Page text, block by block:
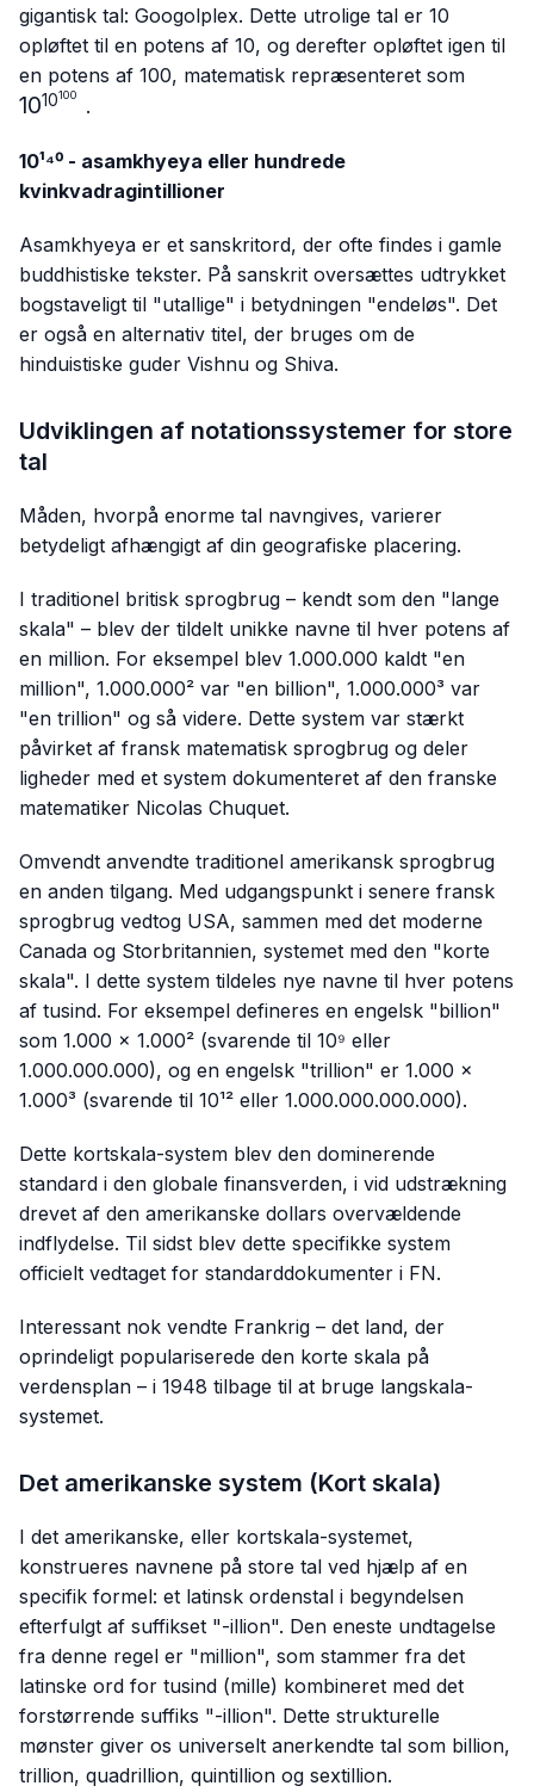
gigantisk tal: Googolplex. Dette utrolige tal er 10
opløftet til en potens af 10, og derefter opløftet igen til
en potens af 100, matematisk repræsenteret som
1010100
.
10¹⁴⁰ - asamkhyeya eller hundrede
kvinkvadragintillioner
Asamkhyeya er et sanskritord, der ofte findes i gamle
buddhistiske tekster. På sanskrit oversættes udtrykket
bogstaveligt til "utallige" i betydningen "endeløs". Det
er også en alternativ titel, der bruges om de
hinduistiske guder Vishnu og Shiva.
Udviklingen af notationssystemer for store
tal
Måden, hvorpå enorme tal navngives, varierer
betydeligt afhængigt af din geografiske placering.
I traditionel britisk sprogbrug – kendt som den "lange
skala" – blev der tildelt unikke navne til hver potens af
en million. For eksempel blev 1.000.000 kaldt "en
million", 1.000.000² var "en billion", 1.000.000³ var
"en trillion" og så videre. Dette system var stærkt
påvirket af fransk matematisk sprogbrug og deler
ligheder med et system dokumenteret af den franske
matematiker Nicolas Chuquet.
Omvendt anvendte traditionel amerikansk sprogbrug
en anden tilgang. Med udgangspunkt i senere fransk
sprogbrug vedtog USA, sammen med det moderne
Canada og Storbritannien, systemet med den "korte
skala". I dette system tildeles nye navne til hver potens
af tusind. For eksempel defineres en engelsk "billion"
som 1.000 × 1.000² (svarende til 10⁹ eller
1.000.000.000), og en engelsk "trillion" er 1.000 ×
1.000³ (svarende til 10¹² eller 1.000.000.000.000).
Dette kortskala-system blev den dominerende
standard i den globale finansverden, i vid udstrækning
drevet af den amerikanske dollars overvældende
indflydelse. Til sidst blev dette specifikke system
officielt vedtaget for standarddokumenter i FN.
Interessant nok vendte Frankrig – det land, der
oprindeligt populariserede den korte skala på
verdensplan – i 1948 tilbage til at bruge langskala-
systemet.
Det amerikanske system (Kort skala)
I det amerikanske, eller kortskala-systemet,
konstrueres navnene på store tal ved hjælp af en
specifik formel: et latinsk ordenstal i begyndelsen
efterfulgt af suffikset "-illion". Den eneste undtagelse
fra denne regel er "million", som stammer fra det
latinske ord for tusind (mille) kombineret med det
forstørrende suffiks "-illion". Dette strukturelle
mønster giver os universelt anerkendte tal som billion,
trillion, quadrillion, quintillion og sextillion.